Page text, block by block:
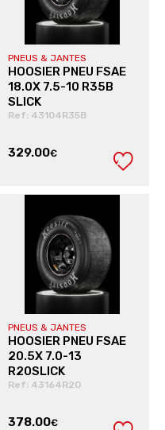
PNEUS & JANTES
HOOSIER PNEU FSAE
18.0X 7.5-10 R35B
SLICK
Ref: 43104R35B
329.00€
PNEUS & JANTES
HOOSIER PNEU FSAE
20.5X 7.0-13
R20SLICK
Ref: 43164R20
378.00€